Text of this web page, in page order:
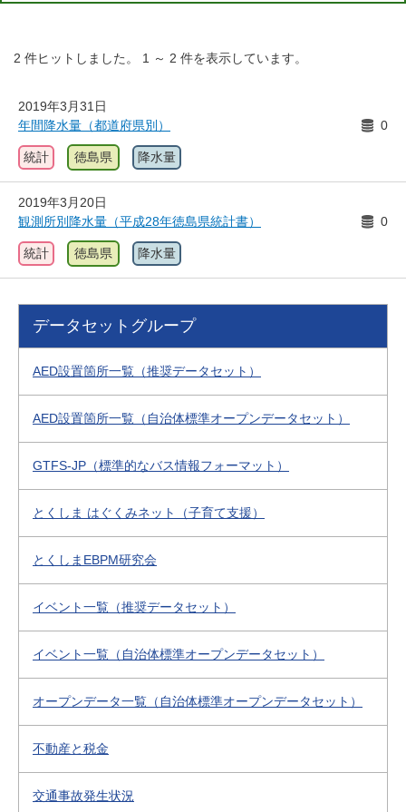
2 件ヒットしました。 1 ～ 2 件を表示しています。
2019年3月31日
年間降水量（都道府県別）
0
統計 徳島県 降水量
2019年3月20日
観測所別降水量（平成28年徳島県統計書）
0
統計 徳島県 降水量
データセットグループ
AED設置箇所一覧（推奨データセット）
AED設置箇所一覧（自治体標準オープンデータセット）
GTFS-JP（標準的なバス情報フォーマット）
とくしま はぐくみネット（子育て支援）
とくしまEBPM研究会
イベント一覧（推奨データセット）
イベント一覧（自治体標準オープンデータセット）
オープンデータ一覧（自治体標準オープンデータセット）
不動産と税金
交通事故発生状況